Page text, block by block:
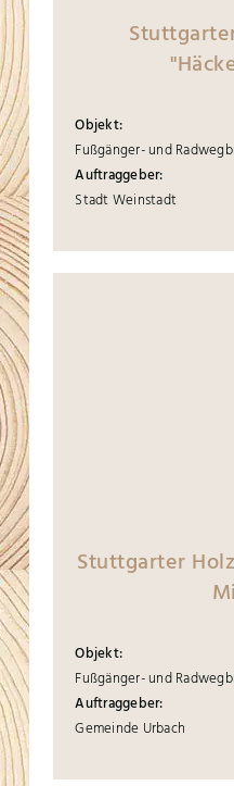
Objekt:
Fußgänger- und
Auftraggeber:
Stadt Weinstadt
Stuttgarter
Objekt:
Fußgänger- und
Auftraggeber:
Gemeinde Urbach